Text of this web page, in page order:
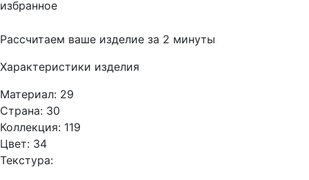
избранное
Рассчитаем ваше изделие за 2 минуты
Характеристики изделия
Материал: 29
Страна: 30
Коллекция: 119
Цвет: 34
Текстура: